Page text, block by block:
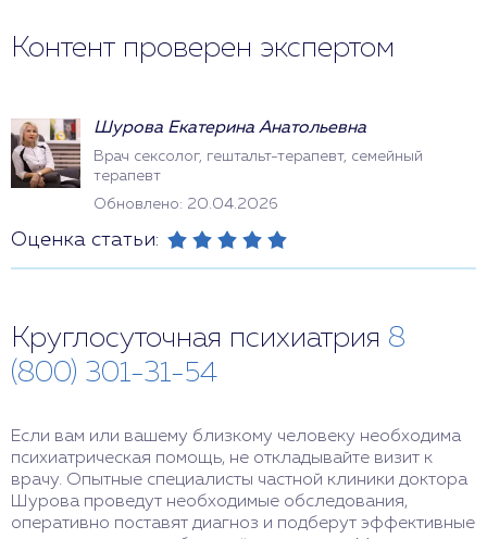
Контент проверен экспертом
Шурова Екатерина Анатольевна
Врач сексолог, гештальт-терапевт, семейный
терапевт
Обновлено: 20.04.2026
Оценка статьи:
Круглосуточная психиатрия 8
(800) 301-31-54
Если вам или вашему близкому человеку необходима
психиатрическая помощь, не откладывайте визит к
врачу. Опытные специалисты частной клиники доктора
Шурова проведут необходимые обследования,
оперативно поставят диагноз и подберут эффективные